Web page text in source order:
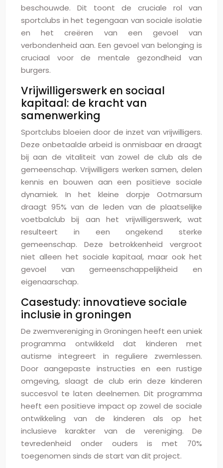
beschouwde. Dit toont de cruciale rol van
sportclubs in het tegengaan van sociale isolatie
en het creëren van een gevoel van
verbondenheid aan. Een gevoel van belonging is
cruciaal voor de mentale gezondheid van
burgers.
Vrijwilligerswerk en sociaal
kapitaal: de kracht van
samenwerking
Sportclubs bloeien door de inzet van vrijwilligers.
Deze onbetaalde arbeid is onmisbaar en draagt
bij aan de vitaliteit van zowel de club als de
gemeenschap. Vrijwilligers werken samen, delen
kennis en bouwen aan een positieve sociale
dynamiek. In het kleine dorpje Ootmarsum
draagt 95% van de leden van de plaatselijke
voetbalclub bij aan het vrijwilligerswerk, wat
resulteert in een ongekend sterke
gemeenschap. Deze betrokkenheid vergroot
niet alleen het sociale kapitaal, maar ook het
gevoel van gemeenschappelijkheid en
eigenaarschap.
Casestudy: innovatieve sociale
inclusie in groningen
De zwemvereniging in Groningen heeft een uniek
programma ontwikkeld dat kinderen met
autisme integreert in reguliere zwemlessen.
Door aangepaste instructies en een rustige
omgeving, slaagt de club erin deze kinderen
succesvol te laten deelnemen. Dit programma
heeft een positieve impact op zowel de sociale
ontwikkeling van de kinderen als op het
inclusieve karakter van de vereniging. De
tevredenheid onder ouders is met 70%
toegenomen sinds de start van dit project.